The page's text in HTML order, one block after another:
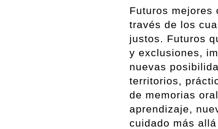
Futuros mejores
través de los
justos. Futuros
y exclusiones,
nuevas
territorios,
de memorias
aprendizaje,
cuidado más